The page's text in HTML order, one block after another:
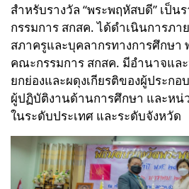
สำหรับรางวัล “พระพฤหัสบดี” เป็
กรรมการ สกสค. ได้ดำเนินการภ
สภาครูและบุคลากรทางการศึกษา
คณะกรรมการ สกสค. มีอำนาจแล
ยกย่องและผดุงเกียรติของผู้ประก
ผู้ปฏิบัติงานด้านการศึกษา และหน่
ในระดับประเทศ และระดับจังหวัด